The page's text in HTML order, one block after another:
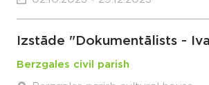
Izstāde "Dokumentālists -
Berzgales civil parish